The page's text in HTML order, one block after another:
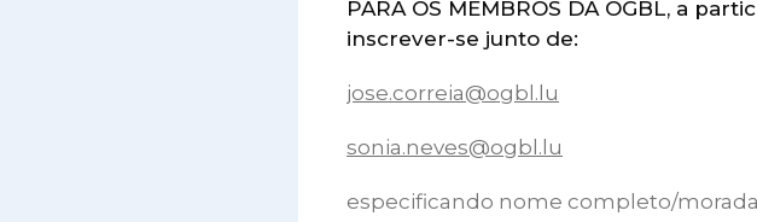
PARA OS MEMBROS DA OGBL, a
inscrever-se junto de:
jose.correia@ogbl.lu
sonia.neves@ogbl.lu
especificando nome completo/